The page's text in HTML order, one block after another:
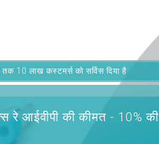
10 लाख कस्टमर्स को सर्विस दिया है
रे आईवीपी की कीमत - 10% की